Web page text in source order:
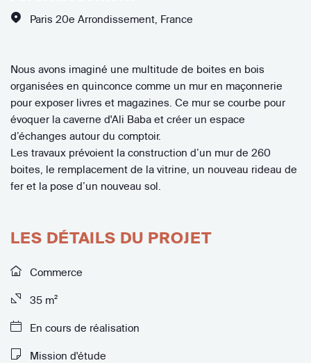
Paris 20e Arrondissement France
Nous avons imaginé une multitude de boites en bois
organisées en quinconce comme un mur en maçonnerie
pour exposer livres et magazines. Ce mur se courbe pour
évoquer la caverne d'Ali Baba et créer un espace
d’échanges autour du comptoir.
Les travaux prévoient la construction d’un mur de 260
boites, le remplacement de la vitrine, un nouveau rideau de
fer et la pose d’un nouveau sol.
LES DÉTAILS DU PROJET
Commerce
35 m²
En cours de réalisation
Mission d'étude